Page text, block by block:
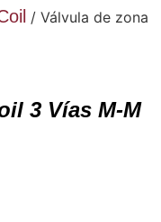
/ Válvula de zona
3 Vías M-M